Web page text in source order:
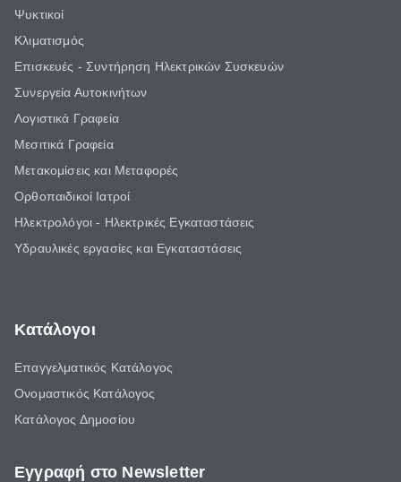
Ψυκτικοί
Κλιματισμός
Επισκευές - Συντήρηση Ηλεκτρικών Συσκευών
Συνεργεία Αυτοκινήτων
Λογιστικά Γραφεία
Μεσιτικά Γραφεία
Μετακομίσεις και Μεταφορές
Ορθοπαιδικοί Ιατροί
Ηλεκτρολόγοι - Ηλεκτρικές Εγκαταστάσεις
Υδραυλικές εργασίες και Εγκαταστάσεις
Κατάλογοι
Επαγγελματικός Κατάλογος
Ονομαστικός Κατάλογος
Κατάλογος Δημοσίου
Εγγραφή στο Newsletter